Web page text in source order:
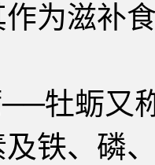
为滋补
──牡蛎又
及铁、磷